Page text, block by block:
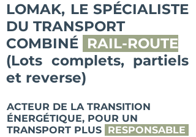
LOMAK, LE SPÉCIALISTE
DU TRANSPORT
COMBINÉ RAIL-ROUTE
(Lots complets, partiels
et reverse)
ACTEUR DE LA TRANSITION
ÉNERGÉTIQUE, POUR UN
TRANSPORT PLUS RESPONSABLE